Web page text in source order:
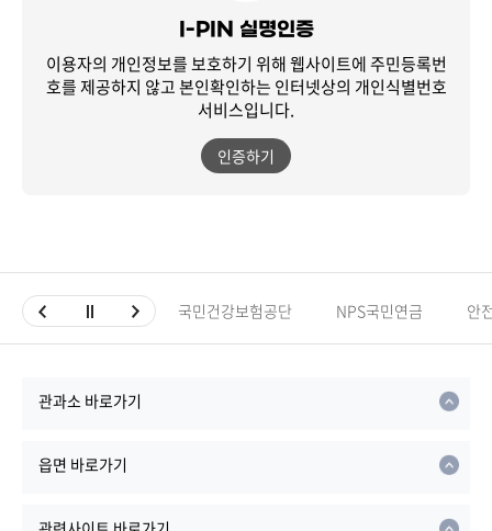
I-PIN 실명인증
이용자의 개인정보를 보호하기 위해 웹사이트에 주민등록번
호를 제공하지 않고본인확인하는 인터넷상의 개인식별번호
서비스입니다.
인증하기
국민건강보험공단 NPS국민연금 안
관과소 바로가기
읍면 바로가기